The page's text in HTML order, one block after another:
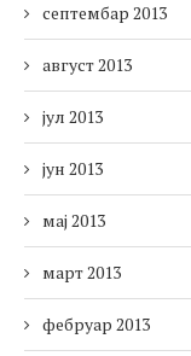
септембар 2013
август 2013
јул 2013
јун 2013
мај 2013
март 2013
фебруар 2013